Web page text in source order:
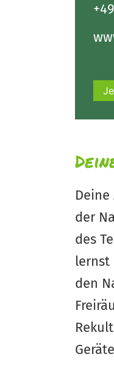
der
des
lernst
den